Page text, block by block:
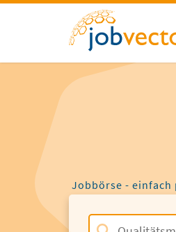
Jobbörse - einfach